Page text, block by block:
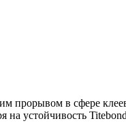
прорывом в сфере
на устойчивость